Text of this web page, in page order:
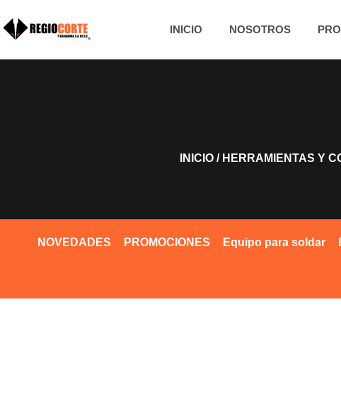
INICIO NOSOTROS
INICIO/ HERRAMIENTAS Y
NOVEDADES PROMOCIONES Equipo para soldar